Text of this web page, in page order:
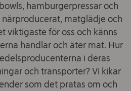
hamburgerpressar och
matglädje och
viktigaste för oss och känns
handlar och äter mat. Hur
i deras
och transporter? Vi kikar
som det pratas om och